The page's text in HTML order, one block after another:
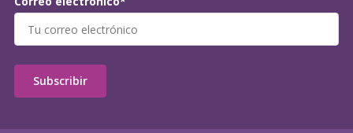
Subscribir